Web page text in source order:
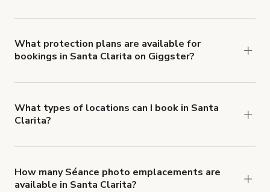
insurance with liability coverage of no less than
$1,000,000.
What protection plans are available for
bookings in Santa Clarita on Giggster?
about Giggster's Damage Protection coverage.
What types of locations can I book in Santa
Clarita?
click 'Filters' to look for something specific.
How many Séance photo emplacements are
available in Santa Clarita?